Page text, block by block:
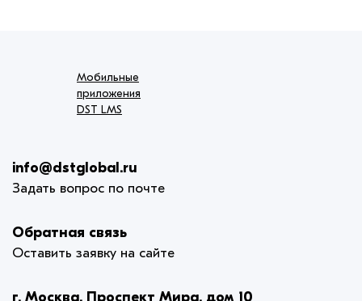
Мобильные
приложения
DST LMS
info@dstglobal.ru
Задать вопрос по почте
Обратная связь
Оставить заявку на сайте
г. Москва, Проспект Мира, дом 10